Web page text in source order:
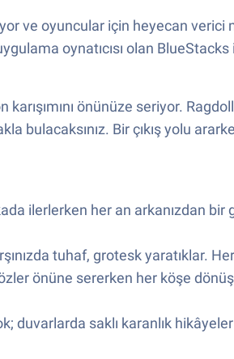
ve oyuncular için heyecan
oynatıcısı olan
önünüze seriyor.
bulacaksınız. Bir çıkış yolu
ilerlerken her an arkanızdan
tuhaf, grotesk yaratıklar.
önüne sererken her köşe
duvarlarda saklı karanlık